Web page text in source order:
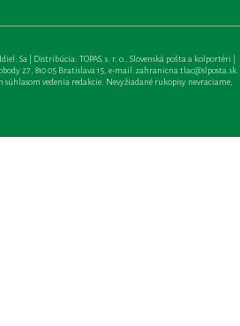
Sa | Distribúcia: TOPAS, s. r. o., Slovenská pošta a kolportéri |
27, 810 05 Bratislava 15, e-mail:zahranicna.tlac@slposta.sk. |
vedenia redakcie. Nevyžiadané rukopisy nevraciame,